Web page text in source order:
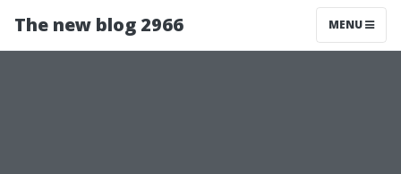
The new blog 2966 MENU